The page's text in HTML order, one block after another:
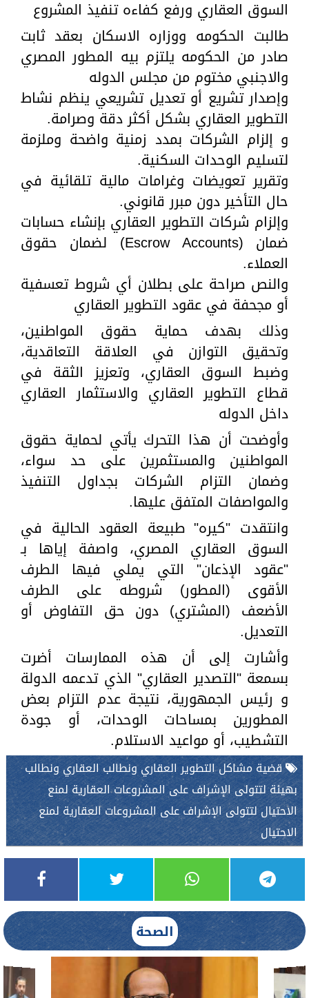
السوق العقاري ورفع كفاءه تنفيذ المشروع
طالبت الحكومه ووزاره الاسكان بعقد ثابت
صادر من الحكومه يلتزم بيه المطور المصري
والاجنبي مختوم من مجلس الدوله
وإصدار تشريع أو تعديل تشريعي ينظم نشاط
التطوير العقاري بشكل أكثر دقة وصرامة.
و إلزام الشركات بمدد زمنية واضحة وملزمة
لتسليم الوحدات السكنية.
وتقرير تعويضات وغرامات مالية تلقائية في
حال التأخير دون مبرر قانوني.
وإلزام شركات التطوير العقاري بإنشاء حسابات
ضمان (Escrow Accounts) لضمان حقوق
العملاء.
والنص صراحة على بطلان أي شروط تعسفية
أو مجحفة في عقود التطوير العقاري
وذلك بهدف حماية حقوق المواطنين،
وتحقيق التوازن في العلاقة التعاقدية،
وضبط السوق العقاري، وتعزيز الثقة في
قطاع التطوير العقاري والاستثمار العقاري
داخل الدوله
وأوضحت أن هذا التحرك يأتي لحماية حقوق
المواطنين والمستثمرين على حد سواء،
وضمان التزام الشركات بجداول التنفيذ
والمواصفات المتفق عليها.
​وانتقدت "كيره" طبيعة العقود الحالية في
السوق العقاري المصري، واصفة إياها بـ
"عقود الإذعان" التي يملي فيها الطرف
الأقوى (المطور) شروطه على الطرف
الأضعف (المشتري) دون حق التفاوض أو
التعديل.
وأشارت إلى أن هذه الممارسات أضرت
بسمعة "التصدير العقاري" الذي تدعمه الدولة
و رئيس الجمهورية، نتيجة عدم التزام بعض
المطورين بمساحات الوحدات، أو جودة
التشطيب، أو مواعيد الاستلام.
قضية مشاكل التطوير العقاري ونطالب العقاري ونطالب
بهيئة لتتولى الإشراف على المشروعات العقارية لمنع
الاحتيال لتتولى الإشراف على المشروعات العقارية لمنع
الاحتيال
الصحة